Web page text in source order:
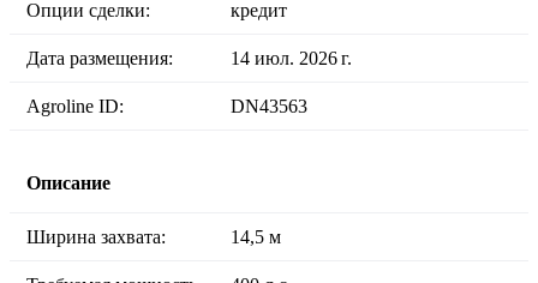
Опции сделки: кредит
Дата размещения: 14 июл. 2026 г.
Agroline ID: DN43563
Описание
Ширина захвата: 14,5 м